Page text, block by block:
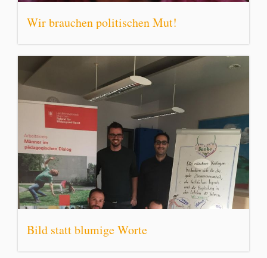
Wir brauchen politischen Mut!
Bild statt blumige Worte